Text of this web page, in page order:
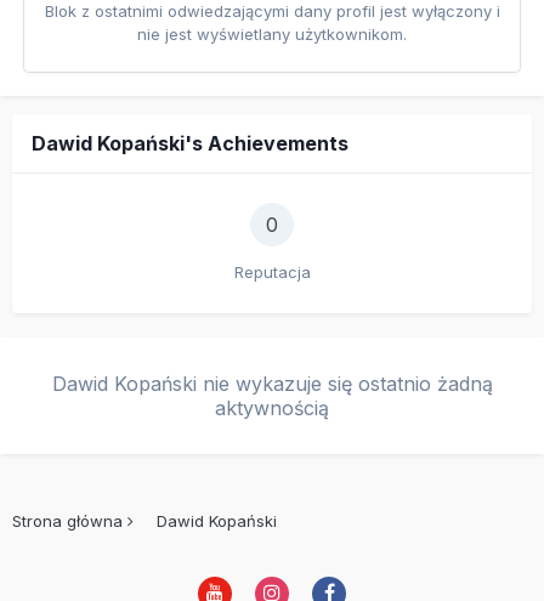
Blok z ostatnimi odwiedzającymi dany profil jest wyłączony i
nie jest wyświetlany użytkownikom.
Dawid Kopański's Achievements
0
Reputacja
Dawid Kopański nie wykazuje się ostatnio żadną
aktywnością
Strona główna Dawid Kopański